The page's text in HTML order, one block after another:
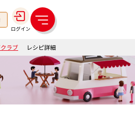
ログイン
メ
ニ
ュ
ー
ラブ レシピ詳細